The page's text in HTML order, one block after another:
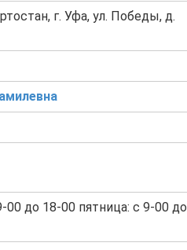
г. Уфа, ул. Победы, д.
00 до 18-00 пятница: с 9-00 до